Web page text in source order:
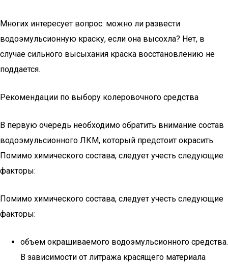
Многих интересует вопрос: можно ли развести
водоэмульсионную краску, если она высохла? Нет, в
случае сильного высыхания краска восстановлению не
поддается.
Рекомендации по выбору колеровочного средства
В первую очередь необходимо обратить внимание состав
водоэмульсионного ЛКМ, который предстоит окрасить.
Помимо химического состава, следует учесть следующие
факторы:
Помимо химического состава, следует учесть следующие
факторы:
объем окрашиваемого водоэмульсионного средства.
В зависимости от литража красящего материала